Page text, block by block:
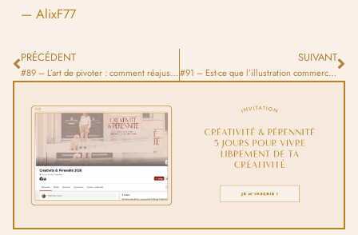
— AlixF77
PRÉCÉDENT
#89 – L’art de pivoter : comment réajuster ses objectifs en milieu d’année
SUIVANT
#91 – Est-ce que l’illustration commerciale te correspond ?